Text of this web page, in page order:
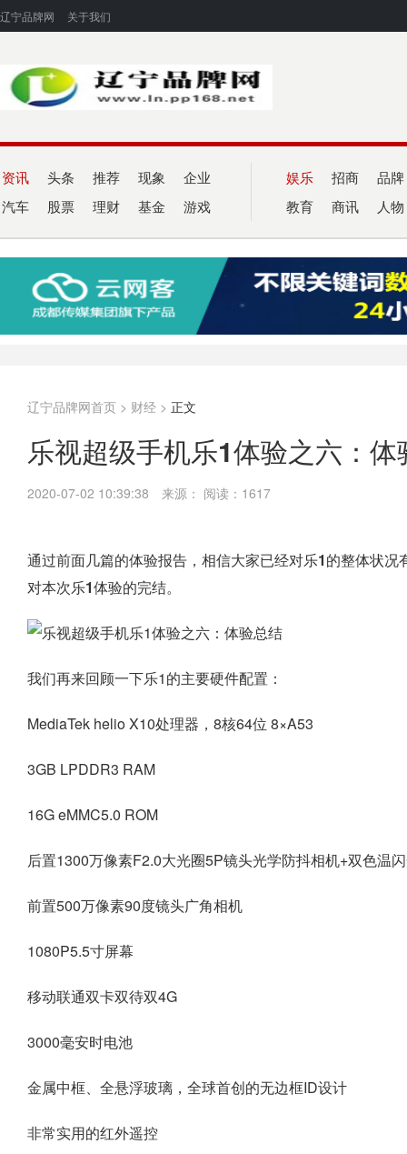
辽宁品牌网 关于我们
资讯 头条 推荐 现象 企业
汽车 股票 理财 基金 游戏
娱乐 招商 品牌
教育 商讯 人物
辽宁品牌网首页 > 财经 > 正文
乐视超级手机乐1体验之六：体
2020-07-02 10:39:38 来源： 阅读：1617
通过前面几篇的体验报告，相信大家已经对乐1的整体状
对本次乐1体验的完结。
我们再来回顾一下乐1的主要硬件配置：
MediaTek helio X10处理器，8核64位 8×A53
3GB LPDDR3 RAM
16G eMMC5.0 ROM
后置1300万像素F2.0大光圈5P镜头光学防抖相机+双色温
前置500万像素90度镜头广角相机
1080P5.5寸屏幕
移动联通双卡双待双4G
3000毫安时电池
金属中框、全悬浮玻璃，全球首创的无边框ID设计
非常实用的红外遥控